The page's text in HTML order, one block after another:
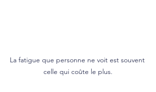
La fatigue que personne ne voit est souvent
celle qui coûte le plus.